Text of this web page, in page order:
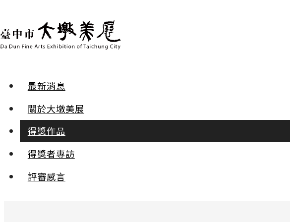
最新消息
關於大墩美展
得獎作品
得獎者專訪
評審感言
膠彩 | 優選
回家 李美樺